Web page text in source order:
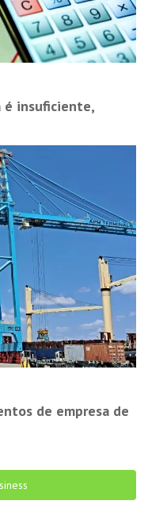
é insuficiente,
de empresa de